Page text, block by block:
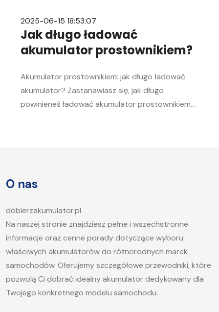
2025-06-15 18:53:07
Jak długo ładować
akumulator prostownikiem?
Akumulator prostownikiem: jak długo ładować
akumulator? Zastanawiasz się, jak długo
powinieneś ładować akumulator prostownikiem?
jak długo ładować akumulator samochodowy i
O nas
dobierzakumulator.pl
Na naszej stronie znajdziesz pełne i wszechstronne
informacje oraz cenne porady dotyczące wyboru
właściwych akumulatorów do różnorodnych marek
samochodów. Oferujemy szczegółowe przewodniki, które
pozwolą Ci dobrać idealny akumulator dedykowany dla
Twojego konkretnego modelu samochodu.